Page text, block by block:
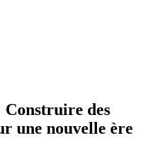
des
une nouvelle ère